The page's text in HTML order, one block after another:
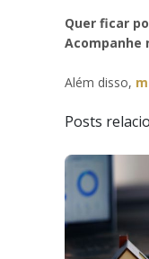
Quer ficar
Acompanhe
Além disso,
Posts